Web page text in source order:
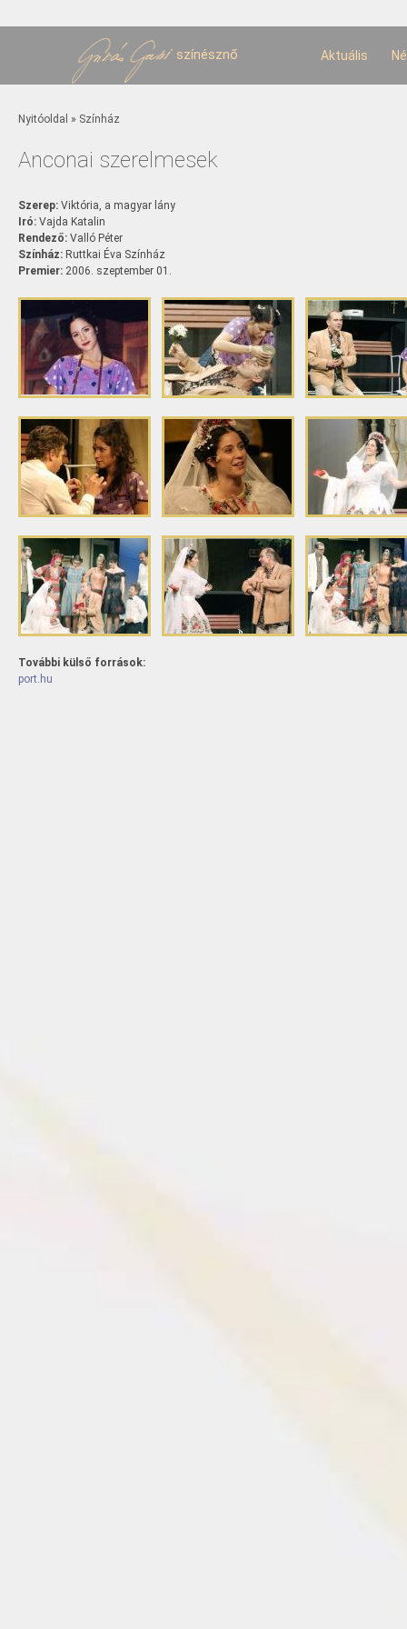
színésznő Aktuális
Jelenlegi hely
Nyitóoldal » Színház
Anconai szerelmesek
Szerep: Viktória, a magyar lány
Iró: Vajda Katalin
Rendező: Valló Péter
Színház: Ruttkai Éva Színház
Premier: 2006. szeptember 01.
További külső források:
port.hu